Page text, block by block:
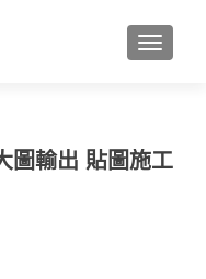
圖輸出 貼圖施工